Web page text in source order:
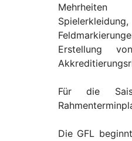
Erstellung
Für die
Die GFL